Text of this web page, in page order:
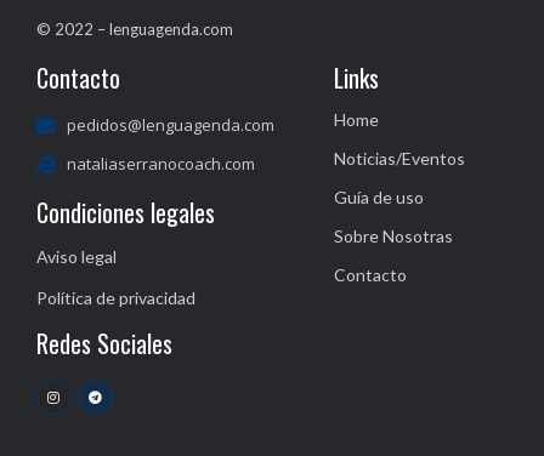
© 2022 – lenguagenda.com
Contacto
pedidos@lenguagenda.com
nataliaserranocoach.com
Condiciones legales
Aviso legal
Política de privacidad
Links
Home
Noticias/Eventos
Guía de uso
Sobre Nosotras
Contacto
Redes Sociales